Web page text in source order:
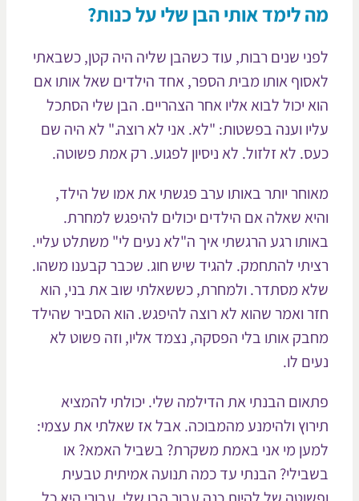
לימד אותי הבן שלי על כנות?
שנים רבות, עוד כשהבן שליה היה קטן, כשבאתי
אותו מבית הספר, אחד הילדים שאל אותו אם
יכול לבוא אליו אחר הצהריים. הבן שלי הסתכל
וענה בפשטות: "לא. אני לא רוצה." לא היה שם
לא זלזול. לא ניסיון לפגוע. רק אמת פשוטה.
יותר באותו ערב פגשתי את אמו של הילד,
שאלה אם הילדים יכולים להיפגש למחרת.
רגע הרגשתי איך ה"לא נעים לי" משתלט עליי.
להתחמק. להגיד שיש חוג. שכבר קבענו משהו.
מסתדר. ולמחרת, כששאלתי שוב את בני, הוא
ואמר שהוא לא רוצה להיפגש. הוא הסביר שהילד
אותו בלי הפסקה, נצמד אליו, וזה פשוט לא
לו.
הבנתי את הדילמה שלי. יכולתי להמציא
ולהימנע מהמבוכה. אבל אז שאלתי את עצמי:
מי אני באמת משקרת? בשביל האמא? או
הבנתי עד כמה תנועה אמיתית טבעית